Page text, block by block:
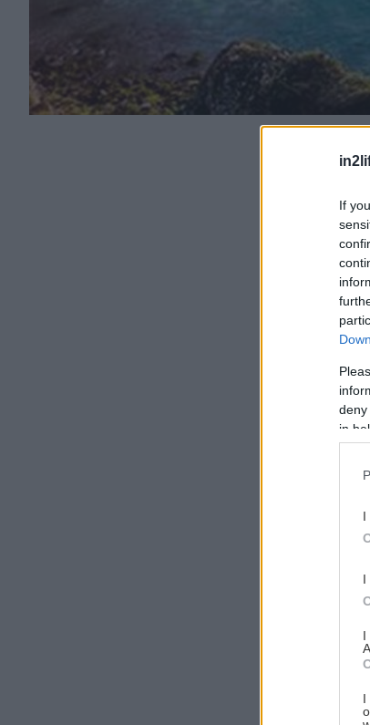
If
in
I
I
I
I